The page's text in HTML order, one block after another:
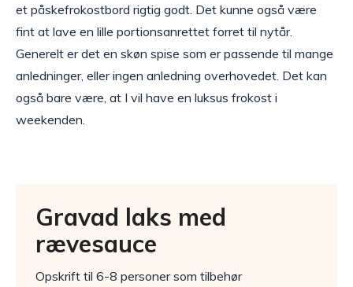
et påskefrokostbord rigtig godt. Det kunne også være
fint at lave en lille portionsanrettet forret til nytår.
Generelt er det en skøn spise som er passende til mange
anledninger, eller ingen anledning overhovedet. Det kan
også bare være, at I vil have en luksus frokost i
weekenden.
Gravad laks med
rævesauce
Opskrift til 6-8 personer som tilbehør